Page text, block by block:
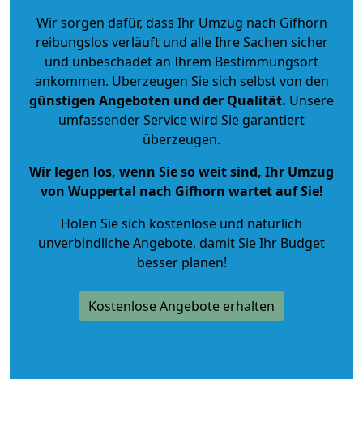
Wir sorgen dafür, dass Ihr Umzug nach Gifhorn
reibungslos verläuft und alle Ihre Sachen sicher
und unbeschadet an Ihrem Bestimmungsort
ankommen. Überzeugen Sie sich selbst von den
günstigen Angeboten und der Qualität. Unsere
umfassender Service wird Sie garantiert
überzeugen.
Wir legen los, wenn Sie so weit sind, Ihr Umzug
von Wuppertal nach Gifhorn wartet auf Sie!
Holen Sie sich kostenlose und natürlich
unverbindliche Angebote, damit Sie Ihr Budget
besser planen!
Kostenlose Angebote erhalten